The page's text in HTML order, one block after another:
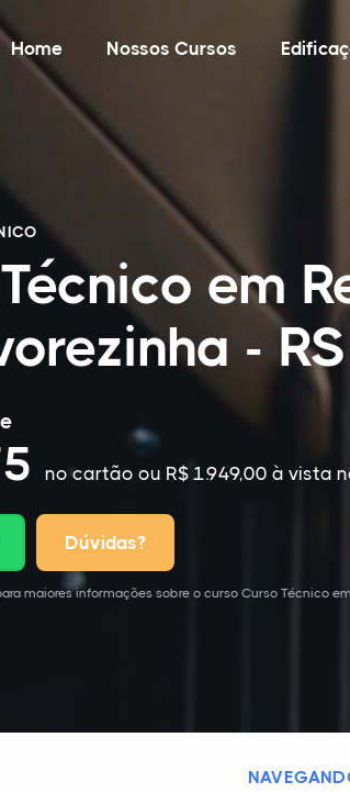
Home Nossos Cursos
em
- RS
no cartão ou R$ 1.949,00 à vista
Dúvidas?
maiores informações sobre o curso Curso Técnico